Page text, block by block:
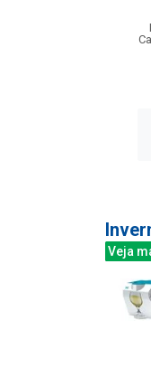
Veja